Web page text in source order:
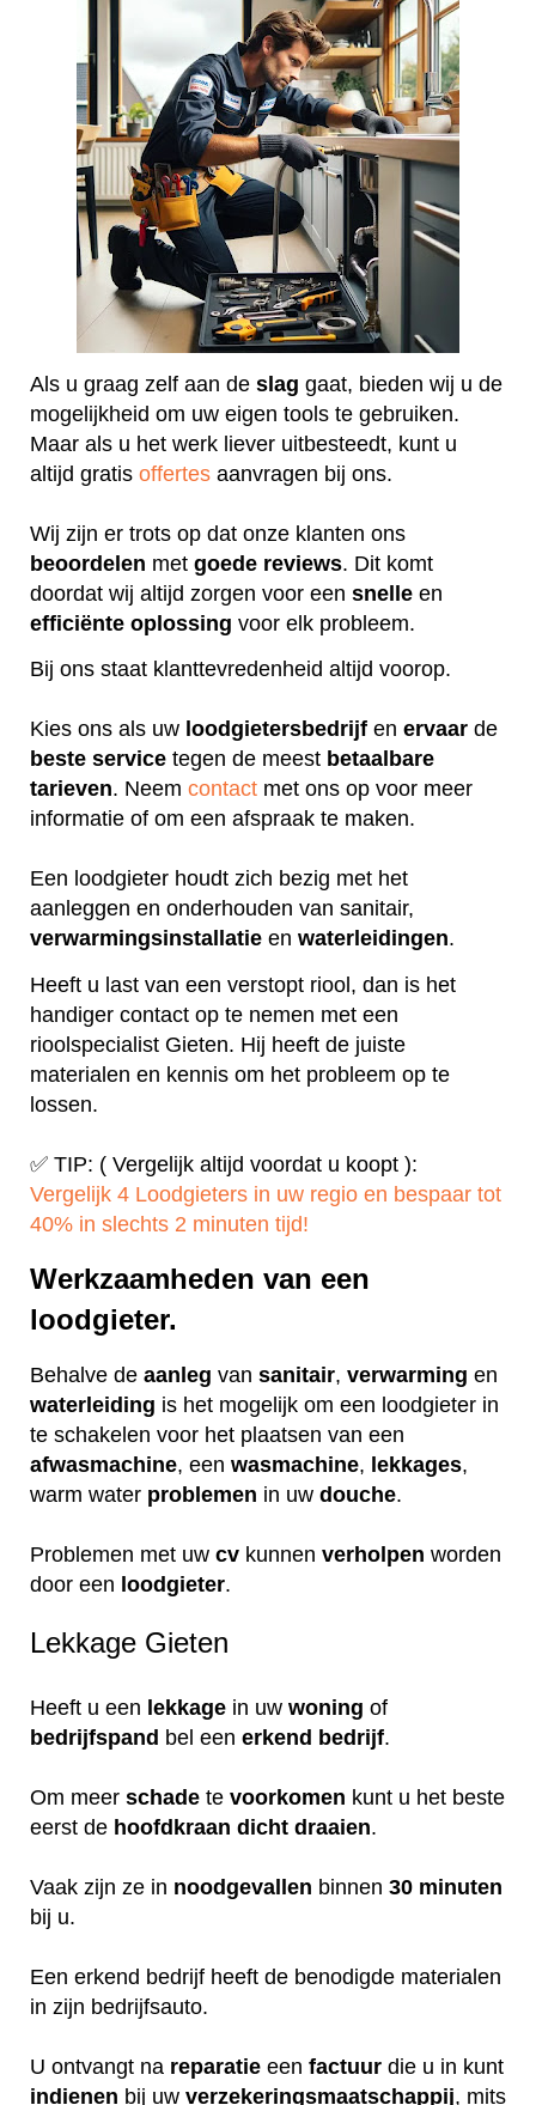
Als u graag zelf aan de slag gaat, bieden wij u de
mogelijkheid om uw eigen tools te gebruiken.
Maar als u het werk liever uitbesteedt, kunt u
altijd gratis offertes aanvragen bij ons.
Wij zijn er trots op dat onze klanten ons
beoordelen met goede reviews. Dit komt
doordat wij altijd zorgen voor een snelle en
efficiënte oplossing voor elk probleem.
Bij ons staat klanttevredenheid altijd voorop.
Kies ons als uw loodgietersbedrijf en ervaar de
beste service tegen de meest betaalbare
tarieven. Neem contact met ons op voor meer
informatie of om een afspraak te maken.
Een loodgieter houdt zich bezig met het
aanleggen en onderhouden van sanitair,
verwarmingsinstallatie en waterleidingen.
Heeft u last van een verstopt riool, dan is het
handiger contact op te nemen met een
rioolspecialist Gieten. Hij heeft de juiste
materialen en kennis om het probleem op te
lossen.
✅ TIP: ( Vergelijk altijd voordat u koopt ):
Vergelijk 4 Loodgieters in uw regio en bespaar tot
40% in slechts 2 minuten tijd!
Werkzaamheden van een
loodgieter.
Behalve de aanleg van sanitair, verwarming en
waterleiding is het mogelijk om een loodgieter in
te schakelen voor het plaatsen van een
afwasmachine, een wasmachine, lekkages,
warm water problemen in uw douche.
Problemen met uw cv kunnen verholpen worden
door een loodgieter.
Lekkage Gieten
Heeft u een lekkage in uw woning of
bedrijfspand bel een erkend bedrijf.
Om meer schade te voorkomen kunt u het beste
eerst de hoofdkraan dicht draaien.
Vaak zijn ze in noodgevallen binnen 30 minuten
bij u.
Een erkend bedrijf heeft de benodigde materialen
in zijn bedrijfsauto.
U ontvangt na reparatie een factuur die u in kunt
indienen bij uw verzekeringsmaatschappij, mits